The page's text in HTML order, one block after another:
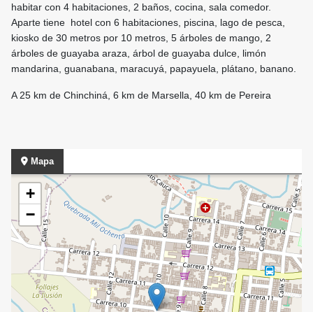
habitar con 4 habitaciones, 2 baños, cocina, sala comedor.
Aparte tiene hotel con 6 habitaciones, piscina, lago de pesca,
kiosko de 30 metros por 10 metros, 5 árboles de mango, 2
árboles de guayaba araza, árbol de guayaba dulce, limón
mandarina, guanabana, maracuyá, papayuela, plátano, banano.
A 25 km de Chinchiná, 6 km de Marsella, 40 km de Pereira
Mapa
+
−